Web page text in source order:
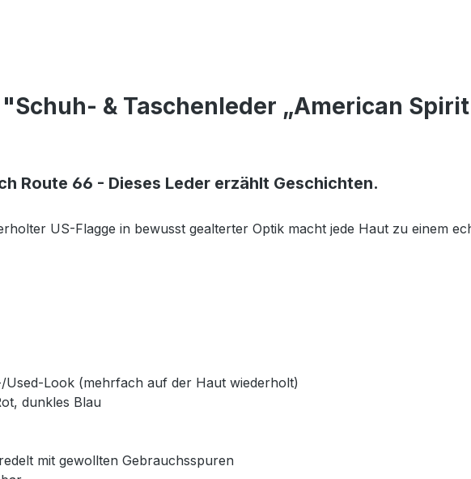
& Taschenleder „American
Route 66 - Dieses Leder erzählt Geschichten.
US-Flagge in bewusst gealterter Optik macht jede Haut zu einem
Used-Look (mehrfach auf der Haut wiederholt)
dunkles Blau
mit gewollten Gebrauchsspuren